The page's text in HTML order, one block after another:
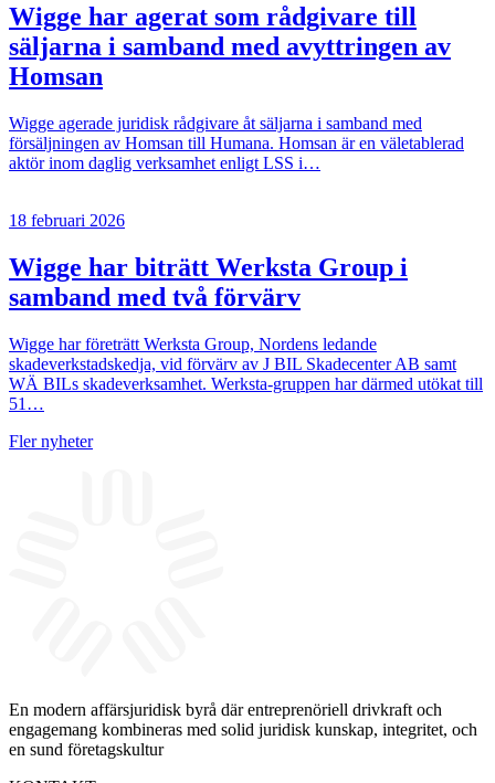
Wigge har agerat som rådgivare till
säljarna i samband med avyttringen av
Homsan
Wigge agerade juridisk rådgivare åt säljarna i samband med
försäljningen av Homsan till Humana. Homsan är en väletablerad
aktör inom daglig verksamhet enligt LSS i…
18 februari 2026
Wigge har biträtt Werksta Group i
samband med två förvärv
Wigge har företrätt Werksta Group, Nordens ledande
skadeverkstadskedja, vid förvärv av J BIL Skadecenter AB samt
WÄ BILs skadeverksamhet. Werksta-gruppen har därmed utökat till
51…
Fler nyheter
En modern affärsjuridisk byrå där entreprenöriell drivkraft och
engagemang kombineras med solid juridisk kunskap, integritet, och
en sund företagskultur